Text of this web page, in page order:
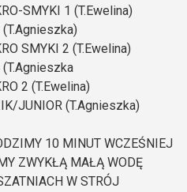
SMYKI 1 (T.Ewelina)
(T.Agnieszka)
SMYKI 2 (T.Ewelina)
(T.Agnieszka
2 (T.Ewelina)
JUNIOR (T.Agnieszka)
10 MINUT WCZEŚNIEJ
ZWYKŁĄ MAŁĄ WODĘ
W STRÓJ